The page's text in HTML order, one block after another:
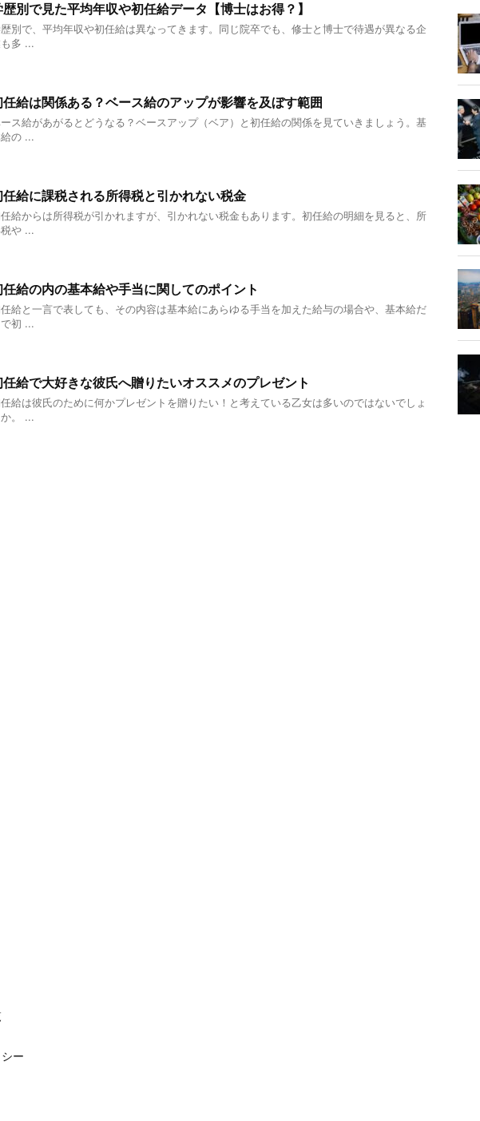
歴別で見た平均年収や初任給データ【博士はお得？】
別で、平均年収や初任給は異なってきます。同じ院卒でも、修士と博士で待遇が異なる企
多 ...
任給は関係ある？ベース給のアップが影響を及ぼす範囲
ス給があがるとどうなる？ベースアップ（ベア）と初任給の関係を見ていきましょう。基
の ...
任給に課税される所得税と引かれない税金
給からは所得税が引かれますが、引かれない税金もあります。初任給の明細を見ると、所
や ...
任給の内の基本給や手当に関してのポイント
給と一言で表しても、その内容は基本給にあらゆる手当を加えた給与の場合や、基本給だ
初 ...
任給で大好きな彼氏へ贈りたいオススメのプレゼント
給は彼氏のために何かプレゼントを贈りたい！と考えている乙女は多いのではないでしょ
か。 ...
ー